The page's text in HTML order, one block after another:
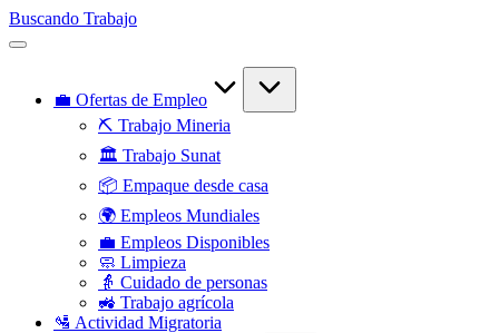
Saltar
al
Buscando Trabajo
Empleos
💼 Ofertas de Empleo
⛏️ Trabajo Mineria
🏛️ Trabajo Sunat
📦 Empaque desde casa
🌍 Empleos Mundiales
💼 Empleos Disponibles
🧼 Limpieza
👵 Cuidado de personas
🚜 Trabajo agrícola
🛂 Actividad Migratoria